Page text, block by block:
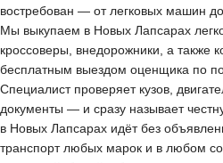
востребован — от легковых машин
Мы выкупаем в Новых Лапсарах
кроссоверы, внедорожники, а также
бесплатным выездом оценщика по
Специалист проверяет кузов,
документы — и сразу называет
в Новых Лапсарах идёт без
транспорт любых марок и в любом